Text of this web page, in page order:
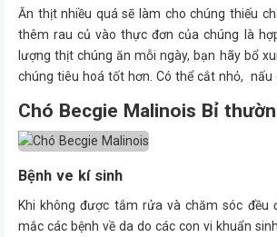
Ăn thịt nhiều quá sẽ làm cho chúng thiếu
thêm rau củ vào thực đơn của chúng là
lượng thịt chúng ăn mỗi ngày, bạn hãy bổ
chúng tiêu hoá tốt hơn. Có thể cắt nhỏ, nấu
Chó Becgie Malinois Bỉ
Bệnh ve kí sinh
Khi không được tắm rửa và chăm sóc đều
mắc các bệnh về da do các con vi khuẩn